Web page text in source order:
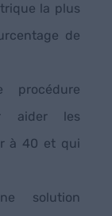
la plus
de
aider les
à 40 et qui
solution